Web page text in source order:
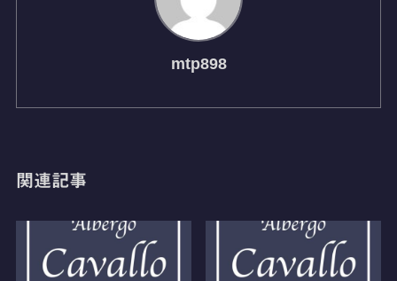
mtp898
関連記事